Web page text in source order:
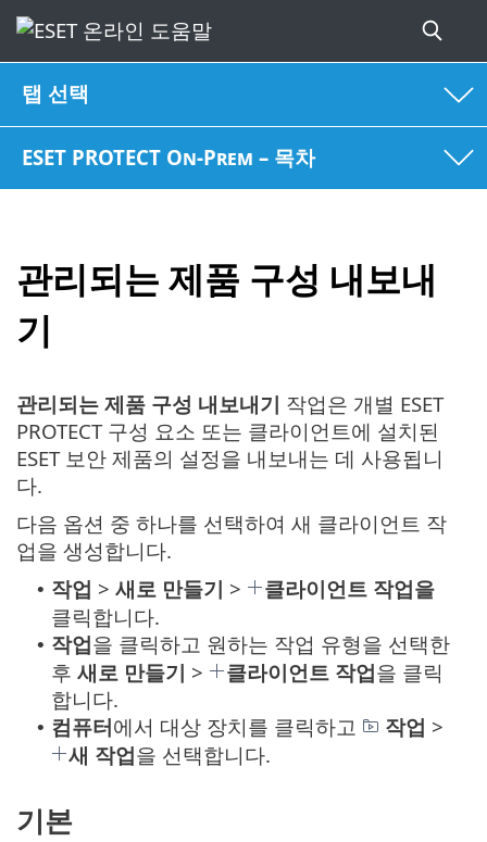
탭 선택
ESET PROTECT On-Prem – 목차
관리되는 제품 구성 내보내
기
관리되는 제품 구성 내보내기 작업은 개별 ESET
PROTECT 구성 요소 또는 클라이언트에 설치된
ESET 보안 제품의 설정을 내보내는 데 사용됩니
다.
다음 옵션 중 하나를 선택하여 새 클라이언트 작
업을 생성합니다.
• 작업 > 새로 만들기 >
클라이언트 작업을
클릭합니다.
• 작업을 클릭하고 원하는 작업 유형을 선택한
후 새로 만들기 > 클라이언트 작업을 클릭
합니다.
• 컴퓨터에서 대상 장치를 클릭하고 작업 >
새 작업을 선택합니다.
기본